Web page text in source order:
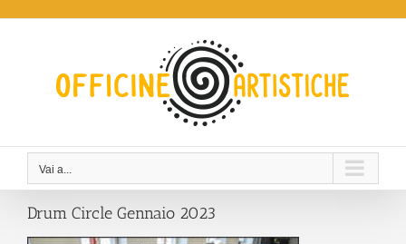
Vai a...
Drum Circle Gennaio 2023